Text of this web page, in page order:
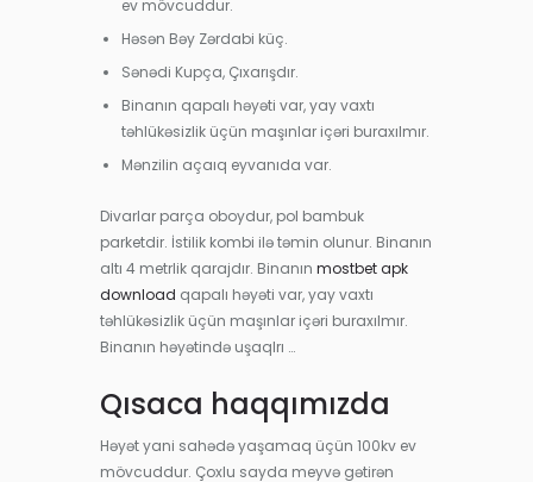
ev mövcuddur.
Həsən Bəy Zərdabi küç.
Sənədi Kupça, Çıxarışdır.
Binanın qapalı həyəti var, yay vaxtı
təhlükəsizlik üçün maşınlar içəri buraxılmır.
Mənzilin açaıq eyvanıda var.
Divarlar parça oboydur, pol bambuk
parketdir. İstilik kombi ilə təmin olunur. Binanın
altı 4 metrlik qarajdır. Binanın mostbet apk
download qapalı həyəti var, yay vaxtı
təhlükəsizlik üçün maşınlar içəri buraxılmır.
Binanın həyətində uşaqlrı …
Qısaca haqqımızda
Həyət yani sahədə yaşamaq üçün 100kv ev
mövcuddur. Çoxlu sayda meyvə gətirən